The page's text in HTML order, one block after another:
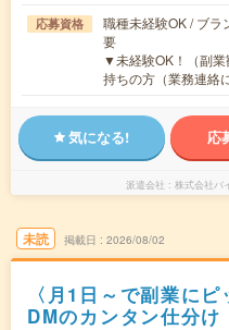
応募資格
職種未経験OK / ブラ
要
▼未経験OK！（副
持ちの方（業務連絡
気になる! 応
派遣会社 株式会社バ
未読 掲載日 2026/08/02
〈月1日～で副業に
DMのカンタン仕分け